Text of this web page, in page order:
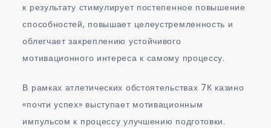
к результату стимулирует постепенное повышение
способностей, повышает целеустремленность и
облегчает закреплению устойчивого
мотивационного интереса к самому процессу.
В рамках атлетических обстоятельствах 7К казино
«почти успех» выступает мотивационным
импульсом к процессу улучшению подготовки.